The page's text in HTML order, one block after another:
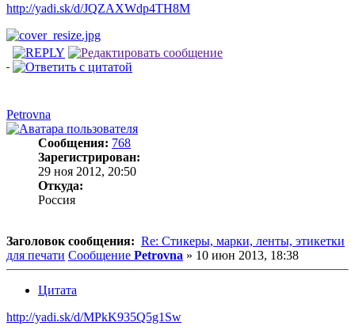
http://yadi.sk/d/JQZAXWdp4TH8M
Petrovna
Сообщения: 768
Зарегистрирован:
29 ноя 2012, 20:50
Откуда:
Россия
Заголовок сообщения: Re: Стикеры, марки, ленты, этикетки
для печати Сообщение Petrovna » 10 июн 2013, 18:38
Цитата
http://yadi.sk/d/MPkK935Q5g1Sw